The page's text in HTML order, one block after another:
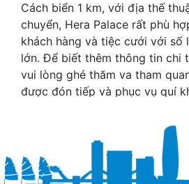
Cách biển 1 km, với địa thế
chuyển, Hera Palace rất phù
khách hàng và tiệc cưới với số
lớn. Để biết thêm thông tin chi
vui lòng ghé thăm va tham
được đón tiếp và phục vụ quí